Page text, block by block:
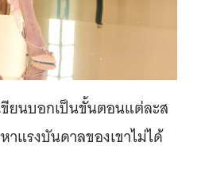
ขียนบอกเป็นขั้นตอนแต่ละส
าแรงบันดาลของเขาไม่ได้